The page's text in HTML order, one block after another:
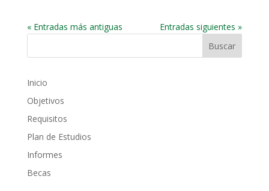
« Entradas más antiguas Entradas siguientes »
Inicio
Objetivos
Requisitos
Plan de Estudios
Informes
Becas